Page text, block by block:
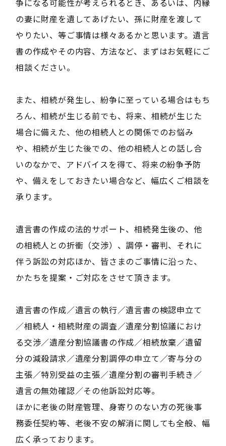
争になる可能性が考えられるとき、あるいは、内縁
の妻に財産を遺してあげたい、孫に財産を渡して
やりたい、等ご事情は様々あるかと思います。遺言
書の作成やその内容、方法など、まずはお気軽にご
相談ください。
また、相続が発生し、紛争に至っている場合はもち
ろん、相続が生じる前でも、将来、相続が生じた
場合に備えた、他の相続人との関係でのお悩み
や、相続が生じた後での、他の相続人との話し合
いのなかで、アドバイスを得て、将来の紛争予防
や、備えをしておきたい場合など、幅広くご相談を
承ります。
遺言書の作成の法的サポート、相続発生後の、他
の相続人との折衝（交渉）、調停・審判、それに
伴う訴訟の対応ほか、皆さまのご事情に沿った、
かたちを提案・ご対応をさせて頂きます。
遺言書の作成／遺言の執行／遺言書の検認申立て
／相続人・相続財産の調査／遺産分割協議におけ
る交渉／遺産分割協議書の作成／相続放棄／遺留
分の減殺請求／遺産分割調停の申立て／寄与分の
主張／特別受益の主張／遺産分割の審判手続き／
遺言の無効確認／その他訴訟対応等。
ほかに老後の財産管理、身寄りのない方の死後事
務委任契約等、老後不安の解消に関しても全般、幅
広く承っております。